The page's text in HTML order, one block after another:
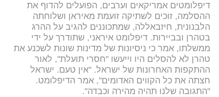
דיפלומטים אמריקאים וערבים, הפועלים להדוף את
ההסלמה, זוכים לשתיקה זועמת מאיראן ושלוחתה
הלבנונית, חיזבאללה, שמתכוננים להגיב על ההרג
בטהרן ובביירות. דיפלומט איראני, שתודרך על ידי
ממשלתו, אמר כי ניסיונות של מדינות שונות לשכנע את
טהרן לא להסלים היו וייעשו "חסרי תועלת", לאור
ההתקפות האחרונות של ישראל. "אין טעם. ישראל
חצתה את כל הקווים האדומים", אמר הדיפלומט.
"התגובה שלנו תהיה מהירה וכבדה".